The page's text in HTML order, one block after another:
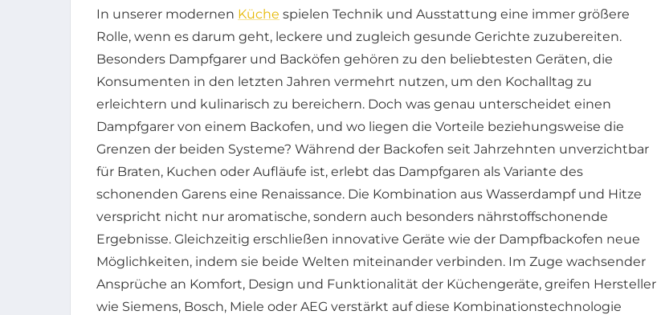
In unserer modernen Küche spielen Technik und Ausstattung eine immer größere
Rolle, wenn es darum geht, leckere und zugleich gesunde Gerichte zuzubereiten.
Besonders Dampfgarer und Backöfen gehören zu den beliebtesten Geräten, die
Konsumenten in den letzten Jahren vermehrt nutzen, um den Kochalltag zu
erleichtern und kulinarisch zu bereichern. Doch was genau unterscheidet einen
Dampfgarer von einem Backofen, und wo liegen die Vorteile beziehungsweise die
Grenzen der beiden Systeme? Während der Backofen seit Jahrzehnten unverzichtbar
für Braten, Kuchen oder Aufläufe ist, erlebt das Dampfgaren als Variante des
schonenden Garens eine Renaissance. Die Kombination aus Wasserdampf und Hitze
verspricht nicht nur aromatische, sondern auch besonders nährstoffschonende
Ergebnisse. Gleichzeitig erschließen innovative Geräte wie der Dampfbackofen neue
Möglichkeiten, indem sie beide Welten miteinander verbinden. Im Zuge wachsender
Ansprüche an Komfort, Design und Funktionalität der Küchengeräte, greifen Hersteller
wie Siemens, Bosch, Miele oder AEG verstärkt auf diese Kombinationstechnologie